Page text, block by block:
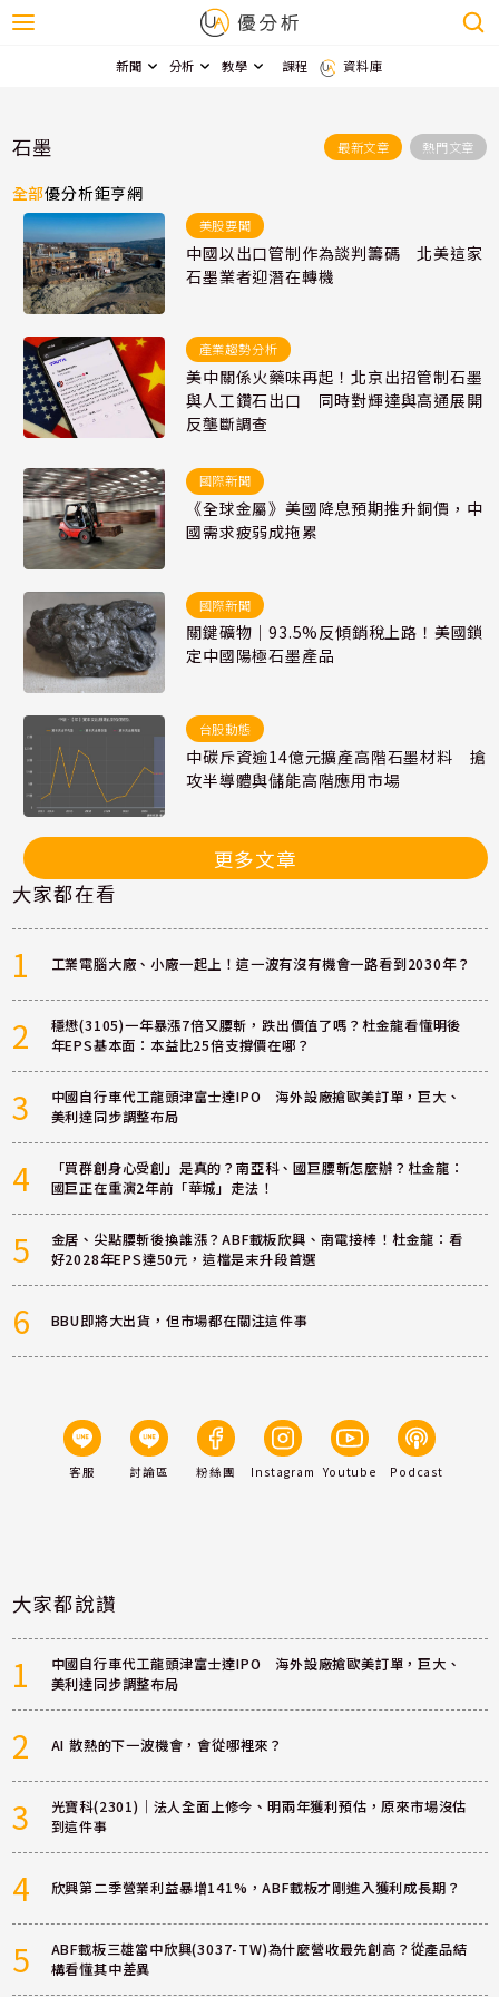
新聞 分析 教學 課程 資料庫
石墨 最新文章 熱門文章
全部優分析鉅亨網
美股要聞
中國以出口管制作為談判籌碼 北美這家
石墨業者迎潛在轉機
產業趨勢分析
美中關係火藥味再起！北京出招管制石墨
與人工鑽石出口 同時對輝達與高通展開
反壟斷調查
國際新聞
《全球金屬》美國降息預期推升銅價，中
國需求疲弱成拖累
國際新聞
關鍵礦物｜93.5%反傾銷稅上路！美國鎖
定中國陽極石墨產品
台股動態
中碳斥資逾14億元擴產高階石墨材料 搶
攻半導體與儲能高階應用市場
更多文章
大家都在看
1 工業電腦大廠、小廠一起上！這一波有沒有機會一路看到2030年？
2
穩懋(3105)一年暴漲7倍又腰斬，跌出價值了嗎？杜金龍看懂明後
年EPS基本面：本益比25倍支撐價在哪？
3
中國自行車代工龍頭津富士達IPO 海外設廠搶歐美訂單，巨大、
美利達同步調整布局
4
「買群創身心受創」是真的？南亞科、國巨腰斬怎麼辦？杜金龍：
國巨正在重演2年前「華城」走法！
5
金居、尖點腰斬後換誰漲？ABF載板欣興、南電接棒！杜金龍：看
好2028年EPS達50元，這檔是末升段首選
6 BBU即將大出貨，但市場都在關注這件事
客服 討論區 粉絲團 Instagram Youtube Podcast
大家都說讚
1
中國自行車代工龍頭津富士達IPO 海外設廠搶歐美訂單，巨大、
美利達同步調整布局
2 AI 散熱的下一波機會，會從哪裡來？
3
光寶科(2301)｜法人全面上修今、明兩年獲利預估，原來市場沒估
到這件事
4 欣興第二季營業利益暴增141%，ABF載板才剛進入獲利成長期？
5
ABF載板三雄當中欣興(3037-TW)為什麼營收最先創高？從產品結
構看懂其中差異